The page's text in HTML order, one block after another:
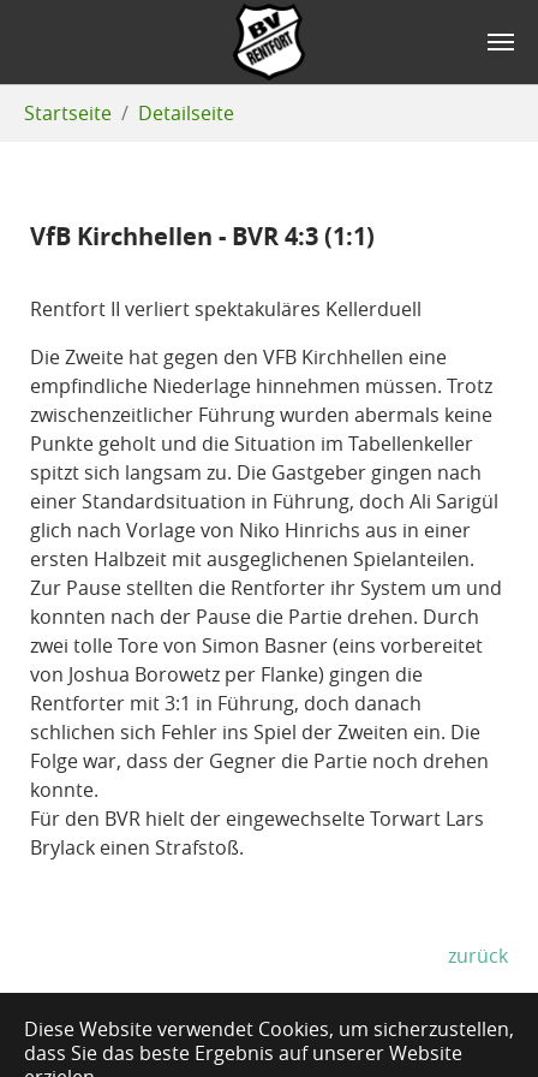
Diese Website verwendet Cookies, um sicherzustellen,
dass Sie das beste Ergebnis auf unserer Website
Startseite Detailseite
VfB Kirchhellen - BVR 4:3 (1:1)
Rentfort II verliert spektakuläres Kellerduell
Die Zweite hat gegen den VFB Kirchhellen eine
empfindliche Niederlage hinnehmen müssen. Trotz
zwischenzeitlicher Führung wurden abermals keine
Punkte geholt und die Situation im Tabellenkeller
spitzt sich langsam zu. Die Gastgeber gingen nach
einer Standardsituation in Führung, doch Ali Sarigül
glich nach Vorlage von Niko Hinrichs aus in einer
ersten Halbzeit mit ausgeglichenen Spielanteilen.
Zur Pause stellten die Rentforter ihr System um und
konnten nach der Pause die Partie drehen. Durch
zwei tolle Tore von Simon Basner (eins vorbereitet
von Joshua Borowetz per Flanke) gingen die
Rentforter mit 3:1 in Führung, doch danach
schlichen sich Fehler ins Spiel der Zweiten ein. Die
Folge war, dass der Gegner die Partie noch drehen
konnte.
Für den BVR hielt der eingewechselte Torwart Lars
Brylack einen Strafstoß.
zurück
Impressum